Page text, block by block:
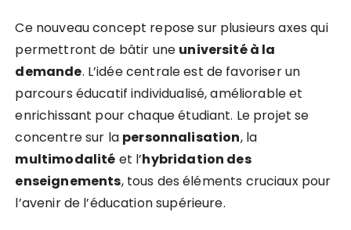
Ce nouveau concept repose sur plusieurs axes qui
permettront de bâtir une universitéà la
demande. L’idée centrale est de favoriser un
parcours éducatif individualisé, améliorable et
enrichissant pour chaque étudiant. Le projet se
concentre sur la personnalisation, la
multimodalité et l’hybridation des
enseignements, tous des éléments cruciaux pour
l’avenir de l’éducation supérieure.